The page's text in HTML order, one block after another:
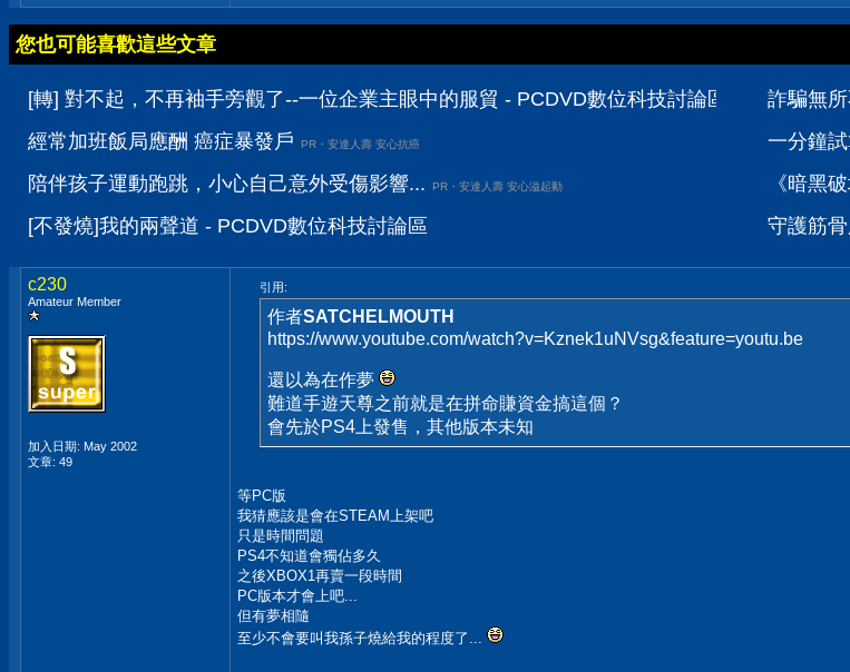
您也可能喜歡這些文章
[轉] 對不起，不再袖手旁觀了--一位企業主眼中的服貿 - PCDVD數位科技討論區
經常加班飯局應酬 癌症暴發戶
PR・安達人壽 安心抗癌
陪伴孩子運動跑跳，小心自己意外受傷影響... PR・安達人壽 安心溢起動
[不發燒]我的兩聲道 - PCDVD數位科技討論區
詐騙無
一分鐘
《暗黑
守護筋
c230
Amateur Member
加入日期: May 2002
文章: 49
引用:
作者SATCHELMOUTH
https://www.youtube.com/watch?v=Kznek1uNVsg&feature=youtu.be
還以為在作夢
難道手遊天尊之前就是在拼命賺資金搞這個？
會先於PS4上發售，其他版本未知
等PC版
我猜應該是會在STEAM上架吧
只是時間問題
PS4不知道會獨佔多久
之後XBOX1再賣一段時間
PC版本才會上吧...
但有夢相隨
至少不會要叫我孫子燒給我的程度了...